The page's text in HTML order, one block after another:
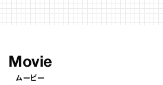
Movie
ムービー